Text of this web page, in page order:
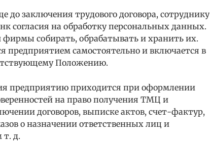
до заключения трудового договора, сотруднику
согласия на обработку персональных данных.
собирать, обрабатывать и хранить их.
предприятием самостоятельно и включается в
Положению.
предприятию приходится при оформлении
на право получения ТМЦ и
договоров, выписке актов, счет-фактур,
о назначении ответственных лиц и
т. д.